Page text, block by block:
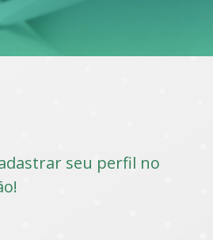
seu perfil no